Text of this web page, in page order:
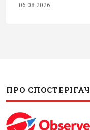
06.08.2026
ПРО СПОСТЕРІГАЧ